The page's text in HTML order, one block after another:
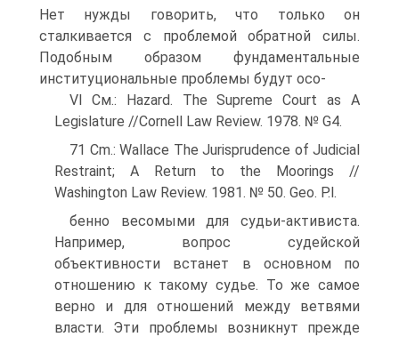
Нет нужды говорить, что только он
сталкивается с проблемой обратной силы.
Подобным образом фундаментальные
институциональные проблемы будут осо-
Vl См.: Hazard. The Supreme Court as A
Legislature //Cornell Law Review. 1978. № G4.
71 Cm.: Wallace The Jurisprudence of Judicial
Restraint; A Return to the Moorings //
Washington Law Review. 1981. № 50. Geo. P.l.
бенно весомыми для судьи-активиста.
Например, вопрос судейской
объективности встанет в основном по
отношению к такому судье. То же самое
верно и для отношений между ветвями
власти. Эти проблемы возникнут прежде